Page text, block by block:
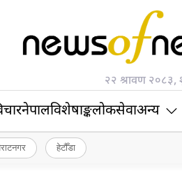
२२ श्रावण २०८३,
नेपालविशेषाङ्कलोकसेवाअन्य
हेटौँडा